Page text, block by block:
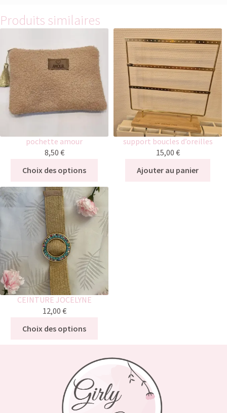
Produits similaires
pochette amour
8,50 €
Choix des options
support boucles d’oreilles
15,00 €
Ajouter au panier
CEINTURE JOCELYNE
12,00 €
Choix des options